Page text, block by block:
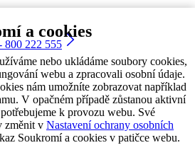
a cookies
nebo ukládáme soubory cookies,
webu a zpracovali osobní údaje.
nám umožníte zobrazovat například
V opačném případě zůstanou aktivní
k provozu webu. Své
změnit v Nastavení ochrany osobních
Soukromí a cookies v patičce webu.
800 222 555